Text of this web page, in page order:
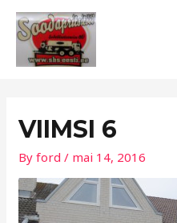
Skip
content
VIIMSI 6
Byford/ mai 14, 2016
Post
navigation